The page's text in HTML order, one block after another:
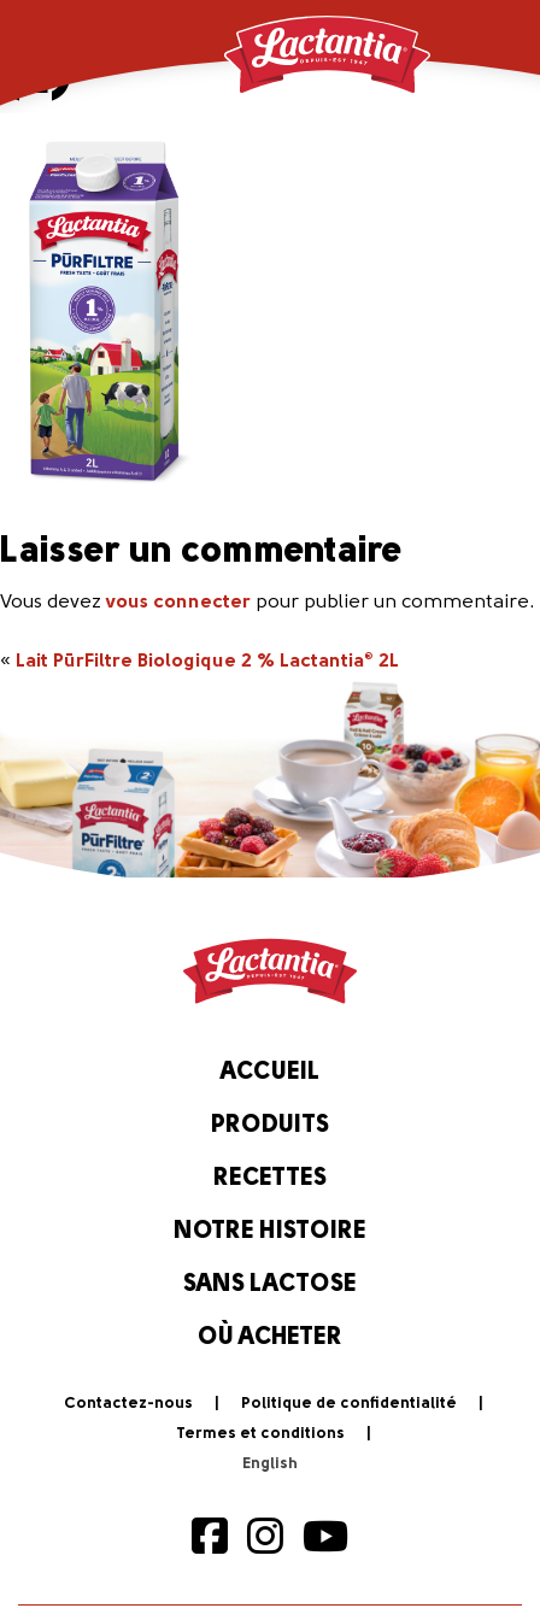
(2)
Laisser un commentaire
Vous devezvous connecter pour publier un commentaire.
« Lait PūrFiltre Biologique 2 % Lactantia® 2L
ACCUEIL
PRODUITS
RECETTES
NOTRE HISTOIRE
SANS LACTOSE
OÙ ACHETER
Contactez-nous
Politique de confidentialité
Termes et conditions